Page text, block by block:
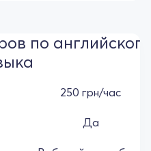
по английского
250 грн/час
Да